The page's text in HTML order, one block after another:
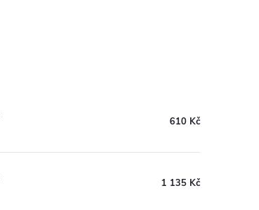
610 Kč
1 135 Kč